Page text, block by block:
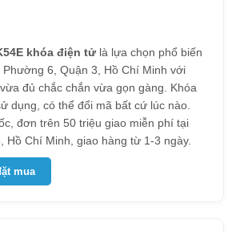
khóa điện tửlà lựa chọn phổ biến
6, Quận 3, Hồ Chí Minh với
đủ chắc chắn vừa gọn gàng. Khóa
dụng, có thể đổi mã bất cứ lúc nào.
đơn trên 50 triệu giao miễn phí tại
Hồ Chí Minh, giao hàng từ 1-3 ngày.
mua